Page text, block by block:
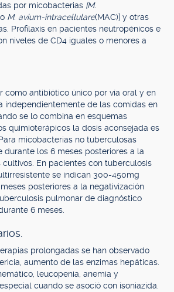
por micobacterias [M.
M. avium-intracellulare(MAC)] y otras
Profilaxis en pacientes neutropénicos e
niveles de CD4 iguales o menores a
como antibiótico único por vía oral y en
independientemente de las comidas en
se lo combina en esquemas
quimioterápicos la dosis aconsejada es
micobacterias no tuberculosas
durante los 6 meses posteriores a la
cultivos. En pacientes con tuberculosis
se indican 300-450mg
posteriores a la negativización
pulmonar de diagnóstico
6 meses.
prolongadas se han observado
aumento de las enzimas hepáticas.
leucopenia, anemia y
cuando se asoció con isoniazida.